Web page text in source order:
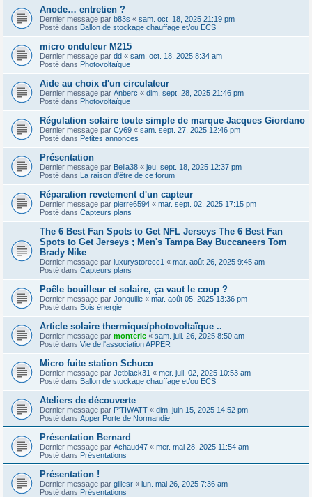
Anode… entretien ?
Dernier message par b83s « sam. oct. 18, 2025 21:19 pm
Posté dans Ballon de stockage chauffage et/ou ECS
micro onduleur M215
Dernier message par dd « sam. oct. 18, 2025 8:34 am
Posté dans Photovoltaïque
Aide au choix d'un circulateur
Dernier message par Anberc « dim. sept. 28, 2025 21:46 pm
Posté dans Photovoltaïque
Régulation solaire toute simple de marque Jacques Giordano
Dernier message par Cy69 « sam. sept. 27, 2025 12:46 pm
Posté dans Petites annonces
Présentation
Dernier message par Bella38 « jeu. sept. 18, 2025 12:37 pm
Posté dans La raison d'être de ce forum
Réparation revetement d'un capteur
Dernier message par pierre6594 « mar. sept. 02, 2025 17:15 pm
Posté dans Capteurs plans
The 6 Best Fan Spots to Get NFL Jerseys The 6 Best Fan
Spots to Get Jerseys ; Men's Tampa Bay Buccaneers Tom
Brady Nike
Dernier message par luxurystorecc1 « mar. août 26, 2025 9:45 am
Posté dans Capteurs plans
Poêle bouilleur et solaire, ça vaut le coup ?
Dernier message par Jonquille « mar. août 05, 2025 13:36 pm
Posté dans Bois énergie
Article solaire thermique/photovoltaïque ..
Dernier message par monteric « sam. juil. 26, 2025 8:50 am
Posté dans Vie de l'association APPER
Micro fuite station Schuco
Dernier message par Jetblack31 « mer. juil. 02, 2025 10:53 am
Posté dans Ballon de stockage chauffage et/ou ECS
Ateliers de découverte
Dernier message par P'TIWATT « dim. juin 15, 2025 14:52 pm
Posté dans Apper Porte de Normandie
Présentation Bernard
Dernier message par Achaud47 « mer. mai 28, 2025 11:54 am
Posté dans Présentations
Présentation !
Dernier message par gillesr « lun. mai 26, 2025 7:36 am
Posté dans Présentations